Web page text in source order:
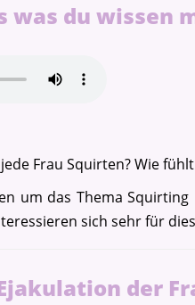
was du wissen
Frau Squirten? Wie
um das Thema
sich sehr für
der